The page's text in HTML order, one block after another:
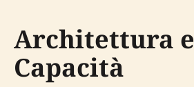
Architettura e
Capacità